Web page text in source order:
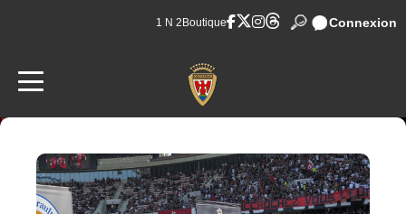
1 N 2 Boutique Connexion